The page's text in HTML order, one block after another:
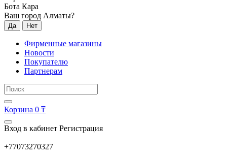
Бота Кара
Ваш город Алматы?
Да Нет
Фирменные магазины
Новости
Покупателю
Партнерам
Корзина 0 ₸
Вход в кабинет Регистрация
+77073270327